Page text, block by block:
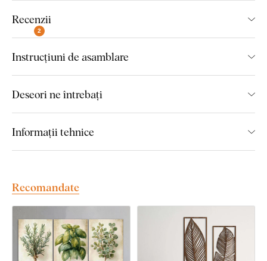
Dimensiunile pieselor individuale ale produsului:
Pentru varianta de dimensiune 47x45 cm, dimensiunea
unei părți a tabloului este de 21x45 cm.
unei părți a tabloului este de 30x66 cm.
unei părți a tabloului este de 40x87 cm.
Montaj pe care îl poate realiza
oricine:
Recenzii
2
Instrucțiuni de asamblare
Deseori ne întrebați
Informații tehnice
Recomandate